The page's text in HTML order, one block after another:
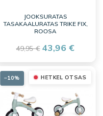
JOOKSURATAS
TASAKAALURATAS TRIKE FIX,
ROOSA
49,95 € 43,96 €
HETKEL OTSAS
−10%